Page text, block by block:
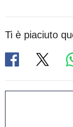
Ti è piaciuto